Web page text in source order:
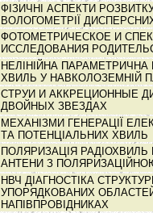
ФІЗИЧНІ АСПЕКТИ
ВОЛОГОМЕТРІЇ
ФОТОМЕТРИЧЕСКОЕ И
ИССЛЕДОВАНИЯ
НЕЛІНІЙНА ПАРАМЕТРИЧНА
ХВИЛЬ У НАВКОЛОЗЕМНІЙ
СТРУИ И АККРЕЦИОННЫЕ
ДВОЙНЫХ ЗВЕЗДАХ
МЕХАНІЗМИ ГЕНЕРАЦІЇ
ТА ПОТЕНЦІАЛЬНИХ ХВИЛЬ
ПОЛЯРИЗАЦІЯ РАДІОХВИЛЬ
АНТЕНИ З
НВЧ ДІАГНОСТІКА
УПОРЯДКОВАНИХ
НАПІВПРОВІДНИКАХ